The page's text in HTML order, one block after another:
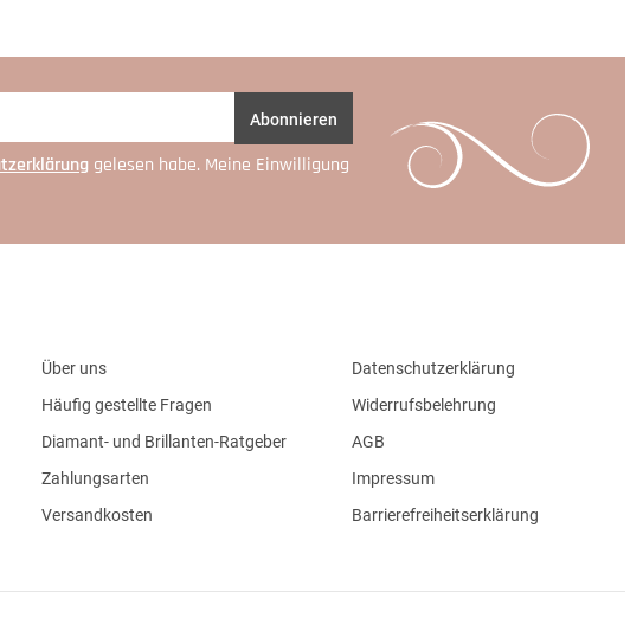
Abonnieren
gelesen habe. Meine Einwilligung
Über uns
Häufig gestellte Fragen
Diamant- und Brillanten-Ratgeber
Zahlungsarten
Versandkosten
Datenschutzerklärung
Widerrufsbelehrung
AGB
Impressum
Barrierefreiheitserklärung